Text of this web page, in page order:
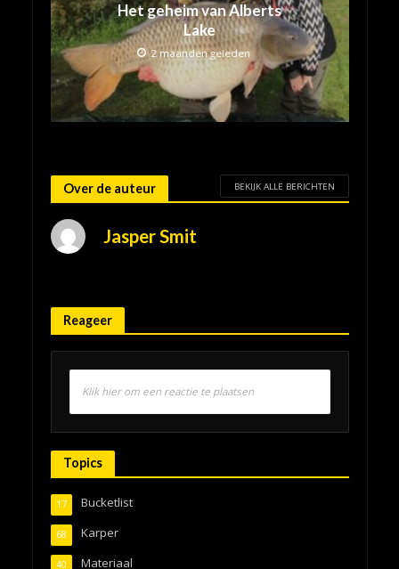
Het geheim van Alberts
Lake
2 maanden geleden
Over de auteur BEKIJK ALLE BERICHTEN
Jasper Smit
Reageer
Klik hier om een reactie te plaatsen
Topics
Bucketlist
17
Karper
68
Materiaal
40